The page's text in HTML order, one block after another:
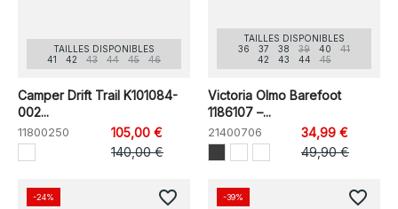
TAILLES DISPONIBLES
41
42 43 44 45 46
Camper Drift Trail K101084-
002...
11800250
105,00 €
140,00 €
TAILLES DISPONIBLES
36
37 38 39 40
41
42
43 44 45
Victoria Olmo Barefoot
1186107 –...
21400706
34,99 €
49,90 €
-24% favorite_border -39% favorite_border